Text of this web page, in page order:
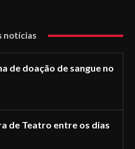
notícias
de doação de sangue no
de Teatro entre os dias